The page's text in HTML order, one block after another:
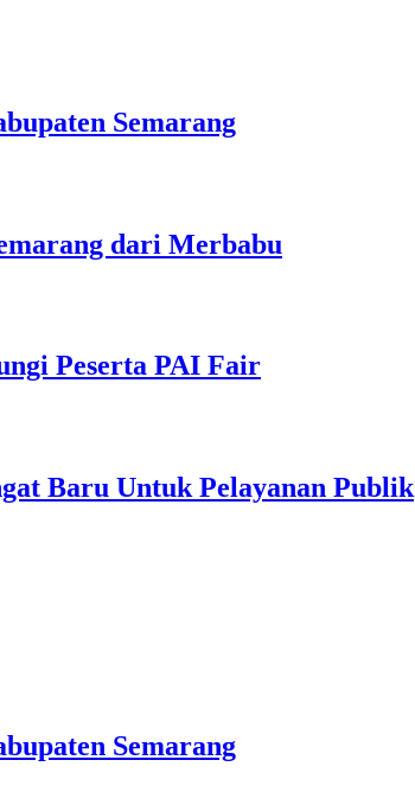
Semarang
dari Merbabu
Peserta PAI Fair
Baru Untuk Pelayanan Publik
Semarang